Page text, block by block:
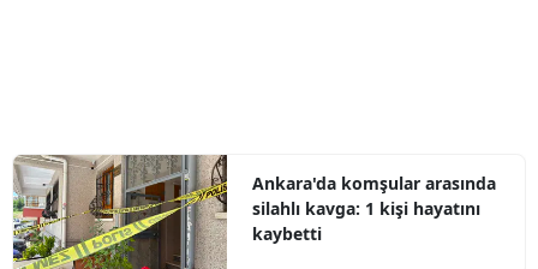
Ankara'da komşular arasında
silahlı kavga: 1 kişi hayatını
kaybetti